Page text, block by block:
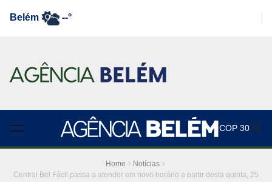
Belém --°
COP 30
Home
Notícias
Central Bel Fácil passa a atender em novo horário a partir desta quinta, 25